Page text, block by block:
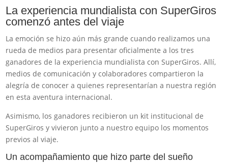
La experiencia mundialista con SuperGiros
comenzó antes del viaje
La emoción se hizo aún más grande cuando realizamos una
rueda de medios para presentar oficialmente a los tres
ganadores de la experiencia mundialista con SuperGiros. Allí,
medios de comunicación y colaboradores compartieron la
alegría de conocer a quienes representarían a nuestra región
en esta aventura internacional.
Asimismo, los ganadores recibieron un kit institucional de
SuperGiros y vivieron junto a nuestro equipo los momentos
previos al viaje.
Un acompañamiento que hizo parte del sueño